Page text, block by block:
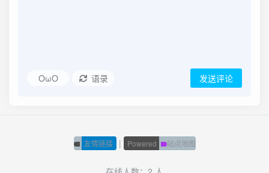
OωO 语录 发送评论
友情链接 | Powered 站点地图